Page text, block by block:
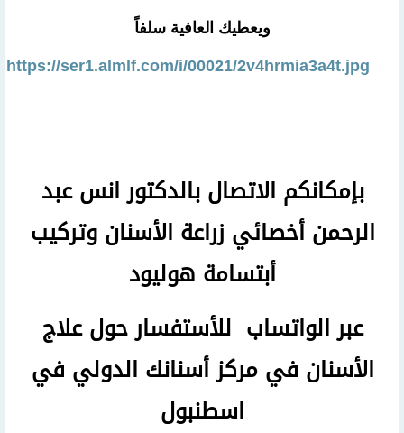
ويعطيك العافية سلفاً
https://ser1.almlf.com/i/00021/2v4hrmia3a4t.jpg
بإمكانكم الاتصال بالدكتور انس عبد
الرحمنأخصائي زراعة الأسنان وتركيب
أبتسامة هوليود
عبر الواتساب للأستفسار حول علاج
الأسنان في مركز أسنانك الدولي في
اسطنبول